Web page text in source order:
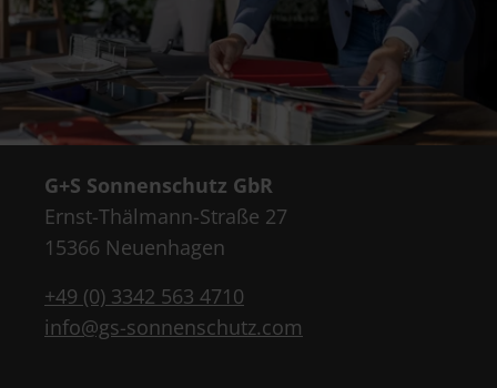
G+S Sonnenschutz GbR
Ernst-Thälmann-Straße 27
15366 Neuenhagen
+49 (0) 3342 563 4710
info@gs-sonnenschutz.com